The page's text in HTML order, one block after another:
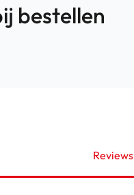
bestellen
Reviews